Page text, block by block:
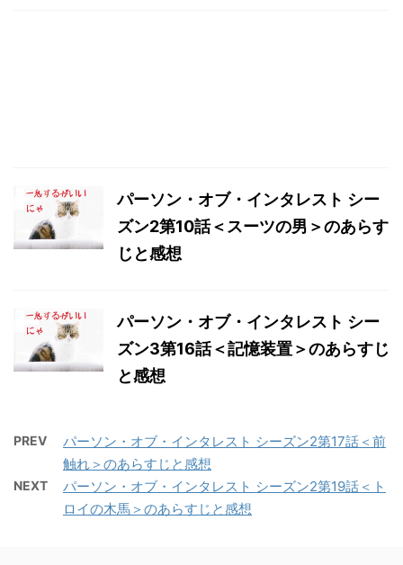
パーソン・オブ・インタレスト シー
ズン2第10話＜スーツの男＞のあらす
じと感想
パーソン・オブ・インタレスト シー
ズン3第16話＜記憶装置＞のあらすじ
と感想
PREV
パーソン・オブ・インタレスト シーズン2第17話＜前
触れ＞のあらすじと感想
NEXT
パーソン・オブ・インタレスト シーズン2第19話＜ト
ロイの木馬＞のあらすじと感想